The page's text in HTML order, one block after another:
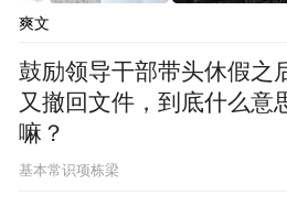
platform and merely
爽文
鼓励领导干部带头休假之
又撤回文件，到底什么意
嘛？
基本常识项栋梁